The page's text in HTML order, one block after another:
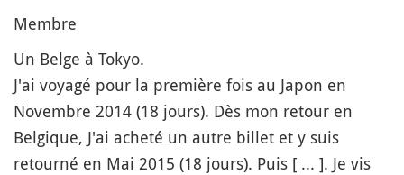
Membre
Un Belge à Tokyo.
J'ai voyagé pour la première fois au Japon en
Novembre 2014 (18 jours). Dès mon retour en
Belgique, J'ai acheté un autre billet et y suis
retourné en Mai 2015 (18 jours). Puis [ ... ]. Je vis